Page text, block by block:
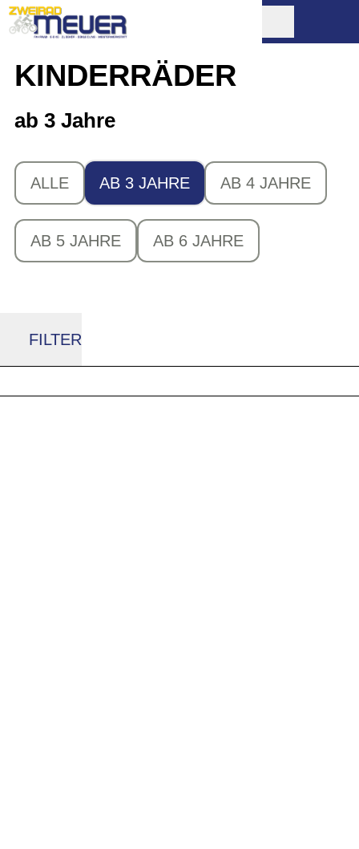
KINDERRÄDER
ab 3 Jahre
ALLE AB 3 JAHRE AB 4 JAHRE
AB 5 JAHRE AB 6 JAHRE
FILTER